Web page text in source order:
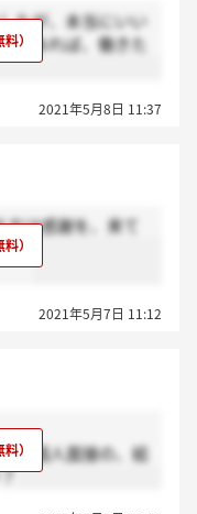
たが、本当にいい
があれば、働きた
2021年5月8日 11:37
は感謝を、来て
！
2021年5月7日 11:12
！個人面接の、結